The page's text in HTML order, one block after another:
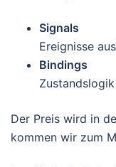
Signals
Ereignisse
Bindings
Der Preis wird in
kommen wir zum